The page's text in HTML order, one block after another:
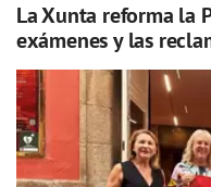
La Xunta reforma la
exámenes y las